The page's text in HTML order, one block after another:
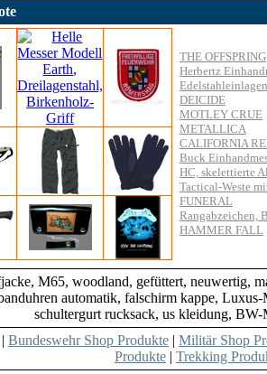
THE OFFSPRING
Herbertz
Edelstahleinlagen
DEICIDE
MOTLEY CRUE
METALLICA
CALIFORNIA
Buck
HC, skelettierte
Tactical-Weste
FUNERAL
Rangabzeichen,
HAMMER FALL
M65, woodland, gefüttert, neuwertig,
automatik, falschirm kappe,
schultergurt rucksack, us kleidung,
| Bundeswehr Shop Produkte | Militär Shop
Produkte | Trekking